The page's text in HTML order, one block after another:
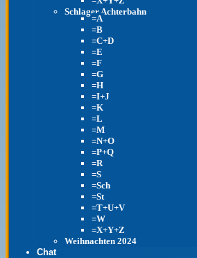
Schlager Achterbahn
=A
=B
=C+D
=E
=F
=G
=H
=I+J
=K
=L
=M
=N+O
=P+Q
=R
=S
=Sch
=St
=T+U+V
=W
=X+Y+Z
Weihnachten 2024
Chat